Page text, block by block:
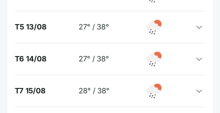
T5 13/08 27° / 38°
T6 14/08 27° / 38°
T7 15/08 28° / 38°